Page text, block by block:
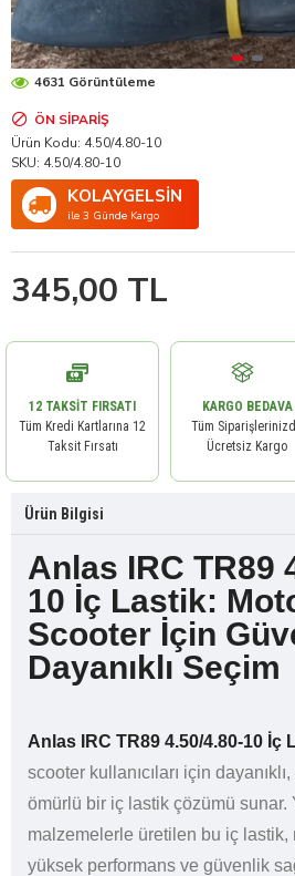
345,00 TL
ÖN SIPARIŞ
Ürün Kodu: 4.50/4.80-10
SKU: 4.50/4.80-10
KOLAYGELSİN
ile 3 Günde Kargo
4631 Görüntüleme
12 TAKSIT FIRSATI
Tüm Kredi Kartlarına 12
Taksit Fırsatı
KARGO BEDAVA
Tüm
Ücretsiz Kargo
Ürün Bilgisi
Anlas IRC TR89
10 İç Lastik:
Scooter İçin
Dayanıklı Seçim
Anlas IRC TR89 4.50/4.80-10 İç
scooter kullanıcıları için
ömürlü bir iç lastik çözümü sunar.
malzemelerle üretilen bu iç lastik,
yüksek performans ve güvenlik